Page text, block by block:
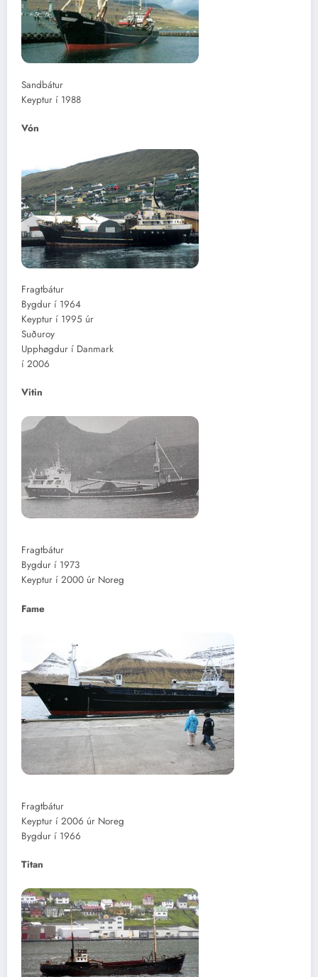
Sandbátur
Keyptur í 1988
Vón
Fragtbátur
Bygdur í 1964
Keyptur í 1995 úr
Suðuroy
Upphøgdur í Danmark
í 2006
Vitin
Fragtbátur
Bygdur í 1973
Keyptur í 2000 úr Noreg
Fame
Fragtbátur
Keyptur í 2006 úr Noreg
Bygdur í 1966
Titan